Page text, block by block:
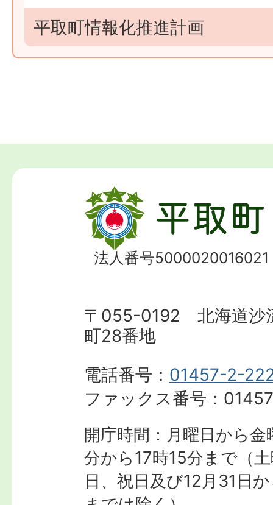
平取町情報化推進計画
法人番号5000020016021
〒055-0192 北海道沙
町28番地
電話番号： 01457-2-
ファックス番号：
開庁時間：月曜日から
分から17時15分まで（
日、祝日及び12月31日